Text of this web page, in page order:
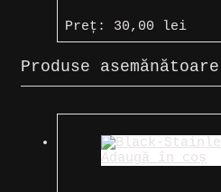
semiluni
Preț: 30,00 lei
Produse asemănătoare
Adaugă în coș